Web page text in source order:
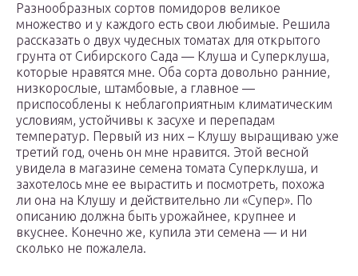
Разнообразных сортов помидоров великое
множество и у каждого есть свои любимые. Решила
рассказать о двух чудесных томатах для открытого
грунта от Сибирского Сада — Клуша и Суперклуша,
которые нравятся мне. Оба сорта довольно ранние,
низкорослые, штамбовые, а главное —
приспособлены к неблагоприятным климатическим
условиям, устойчивы к засухе и перепадам
температур. Первый из них – Клушу выращиваю уже
третий год, очень он мне нравится. Этой весной
увидела в магазине семена томата Суперклуша, и
захотелось мне ее вырастить и посмотреть, похожа
ли она на Клушу и действительно ли «Супер». По
описанию должна быть урожайнее, крупнее и
вкуснее. Конечно же, купила эти семена — и ни
сколько не пожалела.